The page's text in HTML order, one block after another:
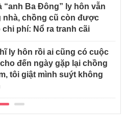
“anh Ba Đông” ly hôn vẫn
nhà, chồng cũ còn được
chi phí: Nổ ra tranh cãi
ly hôn rồi ai cũng có cuộc
đến ngày gặp lại chồng
tôi giật mình suýt không